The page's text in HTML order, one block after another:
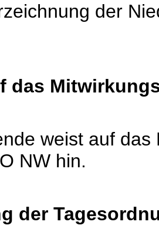
der
das
weist auf
NW hin.
der